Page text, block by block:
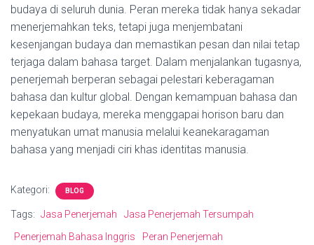
budaya di seluruh dunia. Peran mereka tidak hanya sekadar
menerjemahkan teks, tetapi juga menjembatani
kesenjangan budaya dan memastikan pesan dan nilai tetap
terjaga dalam bahasa target. Dalam menjalankan tugasnya,
penerjemah berperan sebagai pelestari keberagaman
bahasa dan kultur global. Dengan kemampuan bahasa dan
kepekaan budaya, mereka menggapai horison baru dan
menyatukan umat manusia melalui keanekaragaman
bahasa yang menjadi ciri khas identitas manusia.
Kategori: BLOG
Tags: Jasa Penerjemah
Jasa Penerjemah Tersumpah
Penerjemah Bahasa Inggris
Peran Penerjemah